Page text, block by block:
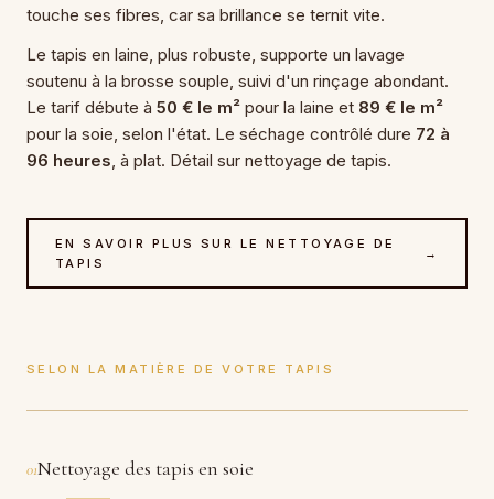
touche ses fibres, car sa brillance se ternit vite.
Le tapis en laine, plus robuste, supporte un lavage
soutenu à la brosse souple, suivi d'un rinçage abondant.
Le tarif débute à 50 € le m² pour la laine et 89 € le m²
pour la soie, selon l'état. Le séchage contrôlé dure 72 à
96 heures , à plat. Détail sur nettoyage de tapis.
EN SAVOIR PLUS SUR LE NETTOYAGE DE
TAPIS
→
SELON LA MATIÈRE DE VOTRE TAPIS
01Nettoyage des tapis en soie